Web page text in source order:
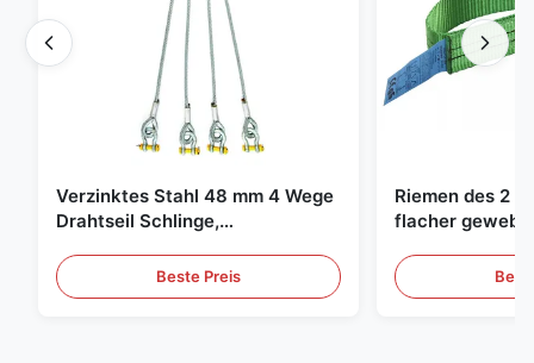
Verzinktes Stahl 48 mm 4 Wege
Drahtseil Schlinge,
Beste Preis
Riemen des 2
flacher